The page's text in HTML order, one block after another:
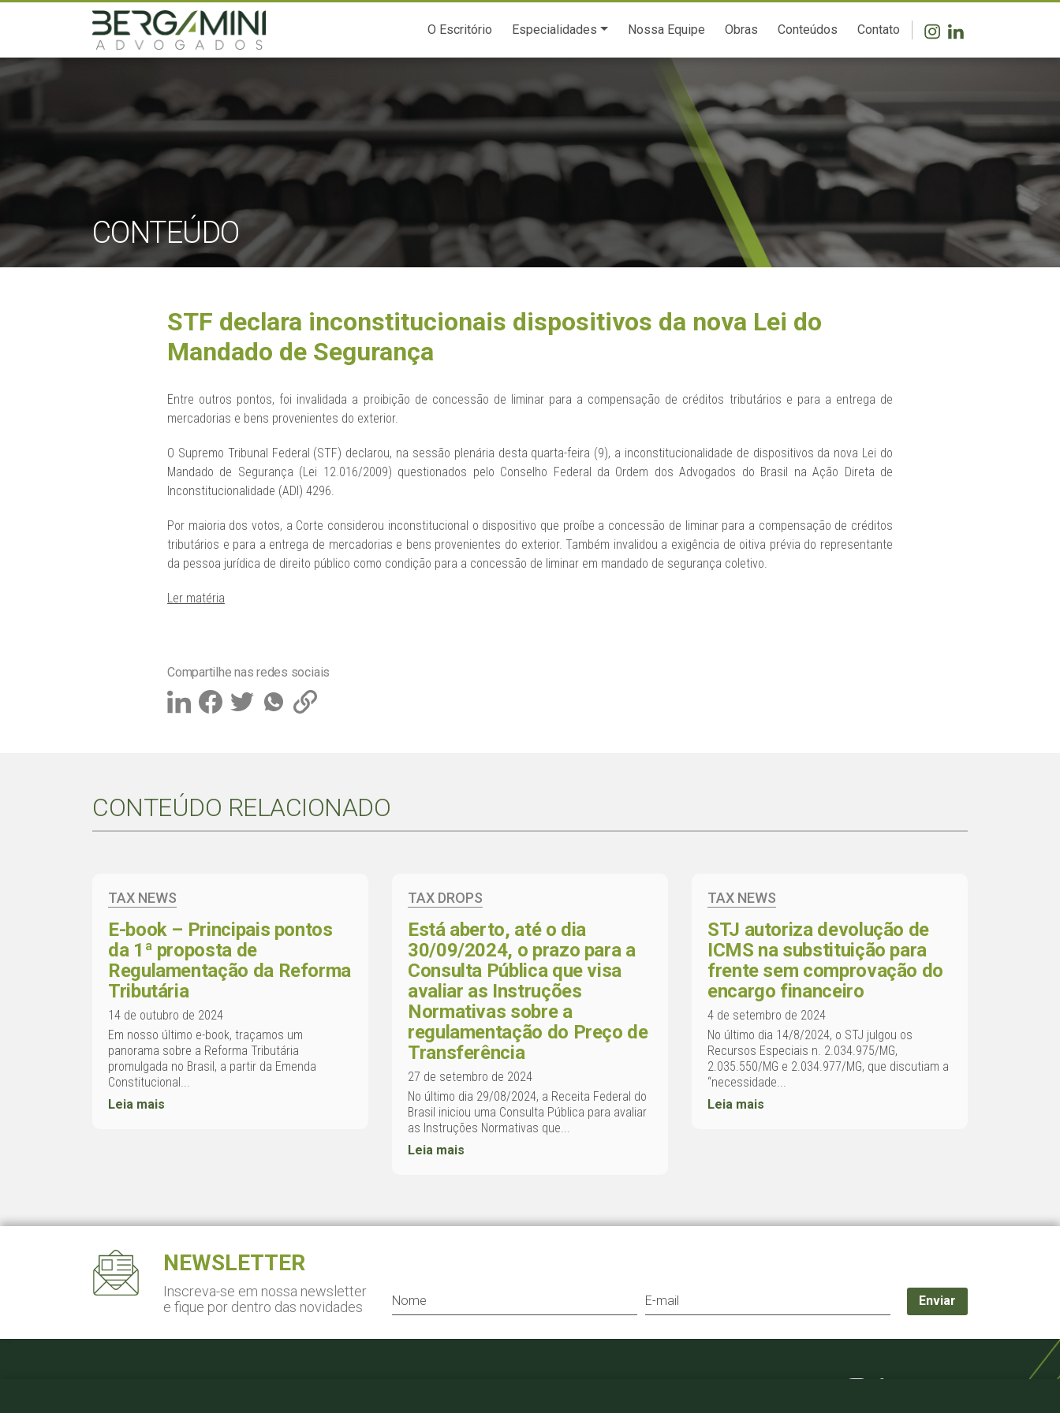
O Escritório Especialidades Nossa Equipe Obras Conteúdos Contato
CONTEÚDO
STF declara inconstitucionais dispositivos da nova Lei do
Mandado de Segurança
Entre outros pontos, foi invalidada a proibição de concessão de liminar para a compensação de créditos tributários e para a entrega de
mercadorias e bens provenientes do exterior.
O Supremo Tribunal Federal (STF) declarou, na sessão plenária desta quarta-feira (9), a inconstitucionalidade de dispositivos da nova Lei do
Mandado de Segurança (Lei 12.016/2009) questionados pelo Conselho Federal da Ordem dos Advogados do Brasil na Ação Direta de
Inconstitucionalidade (ADI) 4296.
Por maioria dos votos, a Corte considerou inconstitucional o dispositivo que proíbe a concessão de liminar para a compensação de créditos
tributários e para a entrega de mercadorias e bens provenientes do exterior. Também invalidou a exigência de oitiva prévia do representante
da pessoa jurídica de direito público como condição para a concessão de liminar em mandado de segurança coletivo.
Ler matéria
Compartilhe nas redes sociais
CONTEÚDO RELACIONADO
TAX NEWS
E-book – Principais pontos
da 1ª proposta de
Regulamentação da Reforma
Tributária
14 de outubro de 2024
Em nosso último e-book, traçamos um
panorama sobre a Reforma Tributária
promulgada no Brasil, a partir da Emenda
Constitucional...
Leia mais
TAX DROPS
Está aberto, até o dia
30/09/2024, o prazo para a
Consulta Pública que visa
avaliar as Instruções
Normativas sobre a
regulamentação do Preço de
Transferência
27 de setembro de 2024
No último dia 29/08/2024, a Receita Federal do
Brasil iniciou uma Consulta Pública para avaliar
as Instruções Normativas que...
Leia mais
TAX NEWS
STJ autoriza devolução de
ICMS na substituição para
frente sem comprovação do
encargo financeiro
4 de setembro de 2024
No último dia 14/8/2024, o STJ julgou os
Recursos Especiais n. 2.034.975/MG,
2.035.550/MG e 2.034.977/MG, que discutiam a
“necessidade...
Leia mais
NEWSLETTER
Inscreva-se em nossa newsletter
e fique por dentro das novidades